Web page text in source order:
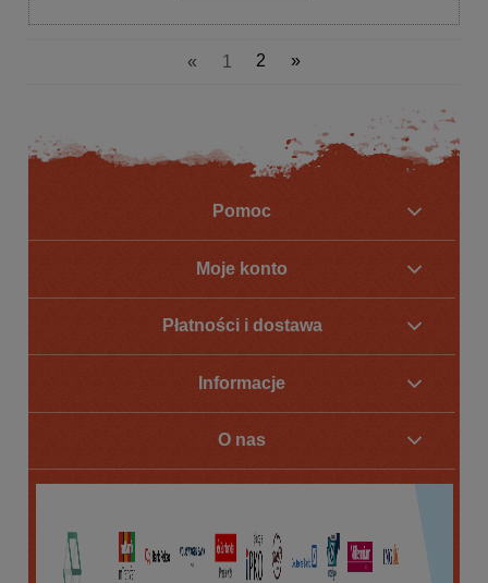
« 1 2 »
Pomoc
Moje konto
Płatności i dostawa
Informacje
O nas